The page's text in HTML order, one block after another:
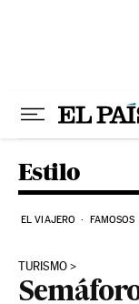
Estilo
EL VIAJERO FAMOSOS
TURISMO